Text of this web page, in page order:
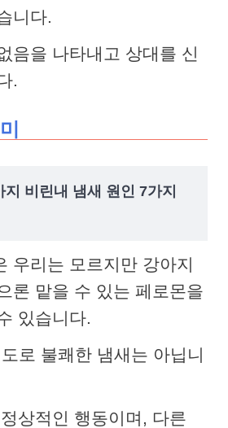
니다.
음을 나타내고 상대를 신
.
지 비린내 냄새 원인 7가지
우리는 모르지만 강아지
론 맡을 수 있는 페로몬을
있습니다.
로 불쾌한 냄새는 아닙니
상적인 행동이며, 다른